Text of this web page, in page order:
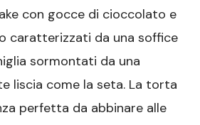
gocce
e
con gocce di cioccolato e
caratterizzati da una soffice
sormontati da una
liscia come la seta. La torta
perfetta da abbinare alle